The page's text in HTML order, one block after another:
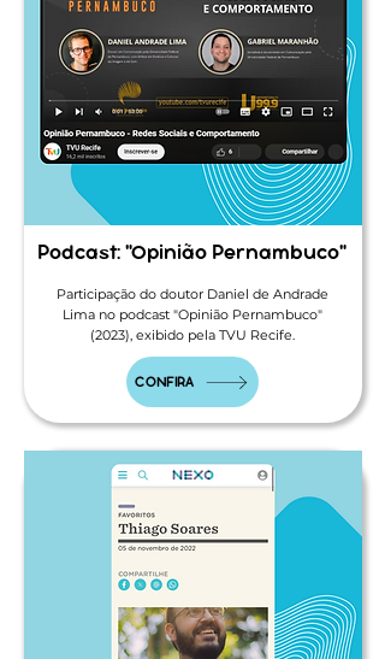
Podcast: "Opinião Pernambuco"
Participação do doutor Daniel de Andrade
Lima no podcast "Opinião Pernambuco"
(2023), exibido pela TVU Recife.
CONFIRA